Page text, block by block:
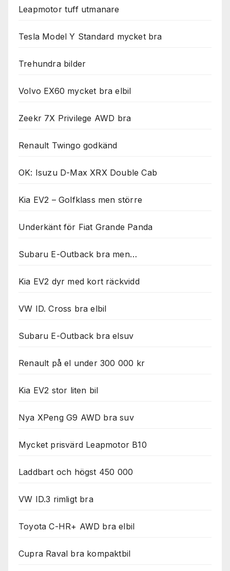
Leapmotor tuff utmanare
Tesla Model Y Standard mycket bra
Trehundra bilder
Volvo EX60 mycket bra elbil
Zeekr 7X Privilege AWD bra
Renault Twingo godkänd
OK: Isuzu D-Max XRX Double Cab
Kia EV2 – Golfklass men större
Underkänt för Fiat Grande Panda
Subaru E-Outback bra men…
Kia EV2 dyr med kort räckvidd
VW ID. Cross bra elbil
Subaru E-Outback bra elsuv
Renault på el under 300 000 kr
Kia EV2 stor liten bil
Nya XPeng G9 AWD bra suv
Mycket prisvärd Leapmotor B10
Laddbart och högst 450 000
VW ID.3 rimligt bra
Toyota C-HR+ AWD bra elbil
Cupra Raval bra kompaktbil